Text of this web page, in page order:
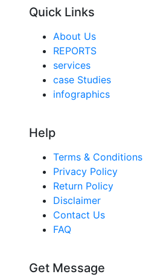
Quick Links
About Us
REPORTS
services
case Studies
infographics
Help
Terms & Conditions
Privacy Policy
Return Policy
Disclaimer
Contact Us
FAQ
Get Message